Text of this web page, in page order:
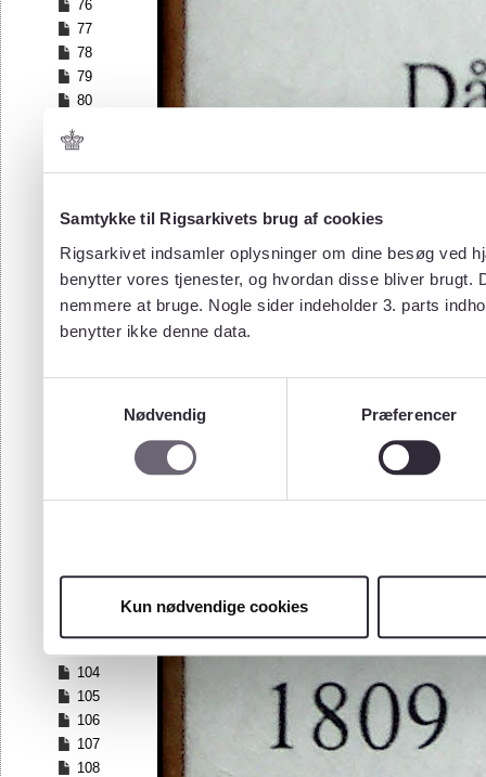
Samtykke til Rigsarkivets brug af cookies
Rigsarkivet indsamler oplysninger om dine besøg ved
benytter vores tjenester, og hvordan disse bliver
nemmere at bruge. Nogle sider indeholder 3. parts
benytter ikke denne data.
Nødvendig
Præferencer
Kun nødvendige cookies
76
77
78
79
80
82
83
85
87
88
89
90
97
100
104
105
106
107
108